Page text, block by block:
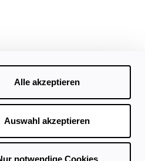
Alle akzeptieren
Auswahl akzeptieren
notwendige Cookies